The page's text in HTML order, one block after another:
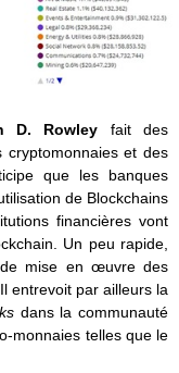
D. Rowley fait des
cryptomonnaies et des
que les banques
de Blockchains
financières vont
Un peu rapide,
mise en œuvre des
entrevoit par ailleurs la
dans la communauté
monnaies telles que le